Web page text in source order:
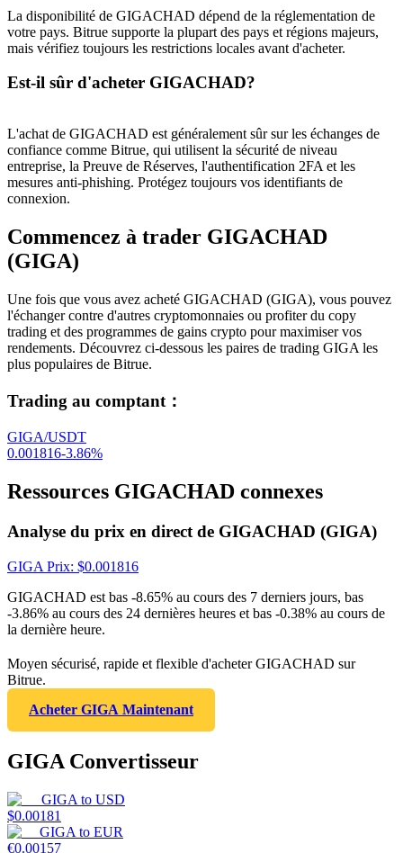
La disponibilité de GIGACHAD dépend de la réglementation de
votre pays. Bitrue supporte la plupart des pays et régions majeurs,
mais vérifiez toujours les restrictions locales avant d'acheter.
Est-il sûr d'acheter GIGACHAD?
L'achat de GIGACHAD est généralement sûr sur les échanges de
confiance comme Bitrue, qui utilisent la sécurité de niveau
entreprise, la Preuve de Réserves, l'authentification 2FA et les
mesures anti-phishing. Protégez toujours vos identifiants de
connexion.
Commencez à trader GIGACHAD
(GIGA)
Une fois que vous avez acheté GIGACHAD (GIGA), vous pouvez
l'échanger contre d'autres cryptomonnaies ou profiter du copy
trading et des programmes de gains crypto pour maximiser vos
rendements. Découvrez ci-dessous les paires de trading GIGA les
plus populaires de Bitrue.
Trading au comptant ：
GIGA/USDT
0.001816-3.86%
Ressources GIGACHAD connexes
Analyse du prix en direct de GIGACHAD (GIGA)
GIGA Prix: $0.001816
GIGACHAD est bas -8.65% au cours des 7 derniers jours, bas
-3.86% au cours des 24 dernières heures et bas -0.38% au cours de
la dernière heure.
Moyen sécurisé, rapide et flexible d'acheter GIGACHAD sur
Bitrue.
Acheter GIGA Maintenant
GIGA Convertisseur
GIGA to USD
$0.00181
GIGA to EUR
€0.00157